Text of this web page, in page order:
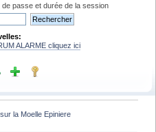
passe et durée de la session
ALARME cliquez ici
la Moelle Epiniere